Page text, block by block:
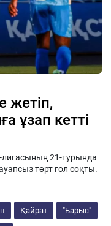
жетіп,
ұзап кетті
21-турында
төрт гол соқты.
Қайрат "Барыс"